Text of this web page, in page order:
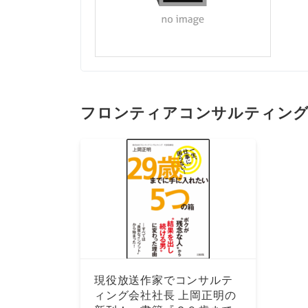
フロンティアコンサルティン
現役放送作家でコンサルテ
ィング会社社長 上岡正明の